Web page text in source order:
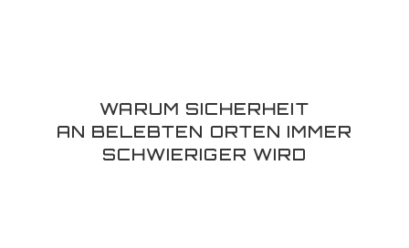
WARUM SICHERHEIT
AN BELEBTEN ORTEN IMMER
SCHWIERIGER WIRD